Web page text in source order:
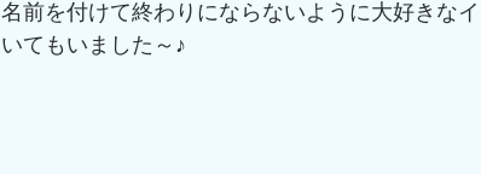
名前を付けて終わりにならないように大好きな
いてもいました～♪